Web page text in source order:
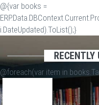
@{var books =
i.DateUpdated).ToList();}
@foreach(var item in